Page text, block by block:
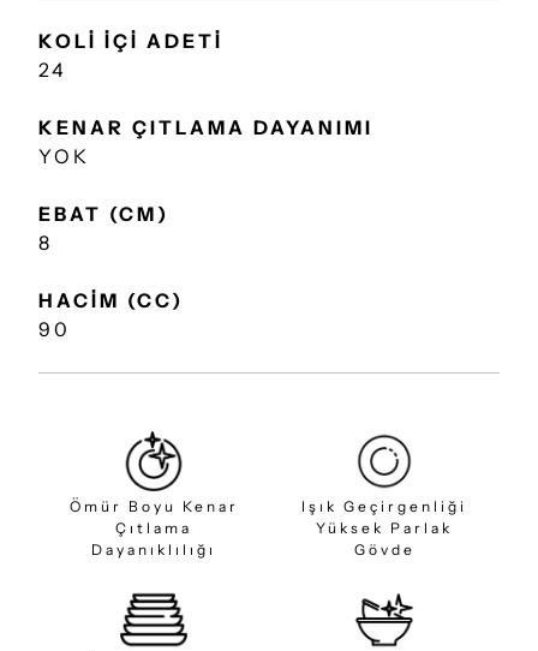
KOLİ İÇİ ADETİ
24
KENAR ÇITLAMA DAYANIMI
YOK
EBAT (CM)
8
HACİM (CC)
90
Ömür Boyu Kenar
Çıtlama
Dayanıklılığı
Işık Geçirgenliği
Yüksek Parlak
Gövde